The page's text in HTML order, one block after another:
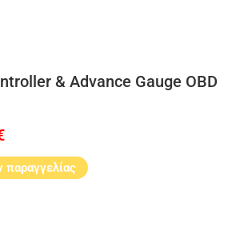
& Advance Gauge OBD
παραγγελίας